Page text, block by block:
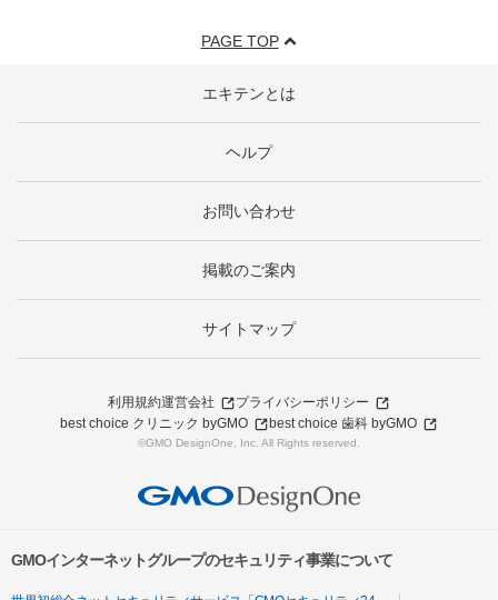
PAGE TOP
エキテンとは
ヘルプ
お問い合わせ
掲載のご案内
サイトマップ
利用規約運営会社
プライバシーポリシー
best choice クリニック byGMO
best choice 歯科 byGMO
©GMO DesignOne, Inc. All Rights reserved.
GMOインターネットグループのセキュリティ事業について